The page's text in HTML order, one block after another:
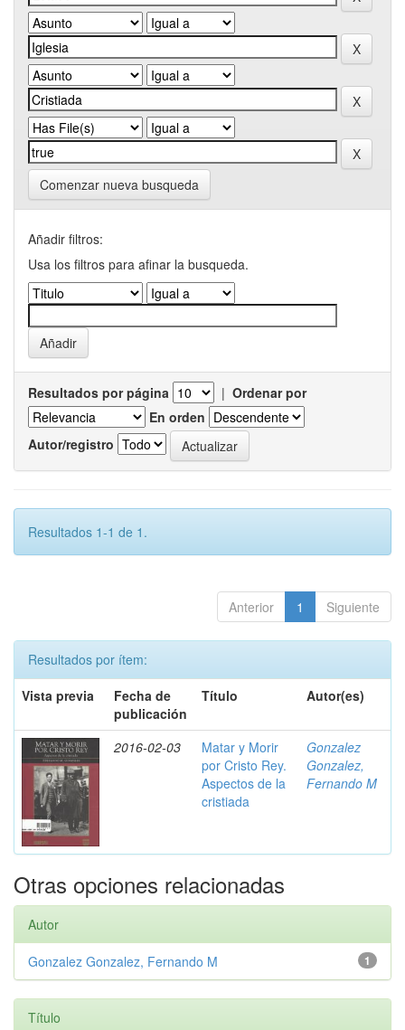
Comenzar nueva busqueda
Añadir filtros:
Usa los filtros para afinar la busqueda.
Resultados por página | Ordenar por
En orden
Autor/registro
Resultados 1-1 de 1.
Anterior 1 Siguiente
Resultados por ítem:
Vista previa
Fecha de
publicación
Título Autor(es)
2016-02-03
Matar y Morir
por Cristo Rey.
Aspectos de la
cristiada
Gonzalez
Gonzalez,
Fernando M
Otras opciones relacionadas
Autor
1
Gonzalez Gonzalez, Fernando M
Título